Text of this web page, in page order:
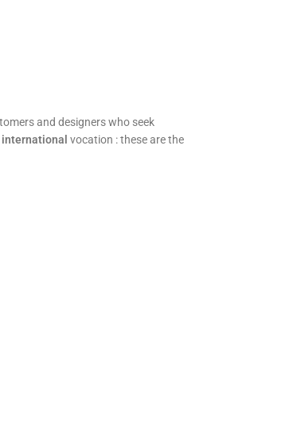
and designers who seek
international vocation : these are the